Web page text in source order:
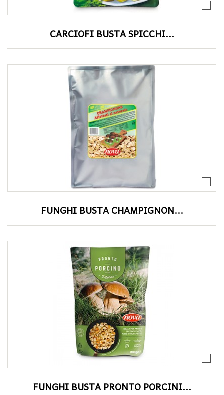
CARCIOFI BUSTA SPICCHI...
FUNGHI BUSTA CHAMPIGNON...
FUNGHI BUSTA PRONTO PORCINI...